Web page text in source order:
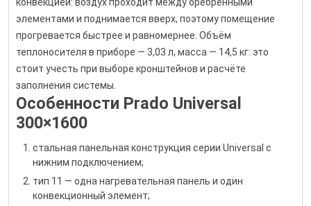
элементами и поднимается вверх, поэтому помещение
прогревается быстрее и равномернее. Объём
теплоносителя в приборе — 3,03 л, масса — 14,5 кг: это
стоит учесть при выборе кронштейнов и расчёте
заполнения системы.
Особенности Prado Universal
300×1600
стальная панельная конструкция серии Universal с
нижним подключением;
тип 11 — одна нагревательная панель и один
конвекционный элемент;